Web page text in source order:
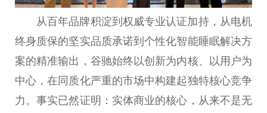
从百年品牌积淀到权威专业认证加持，从电机
终身质保的坚实品质承诺到个性化智能睡眠解决方
案的精准输出，谷驰始终以创新为内核、以用户为
中心，在同质化严重的市场中构建起独特核心竞争
力。事实已然证明：实体商业的核心，从来不是无